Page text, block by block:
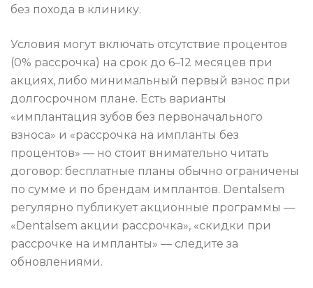
без похода в клинику.
Условия могут включать отсутствие процентов
(0% рассрочка) на срок до 6–12 месяцев при
акциях, либо минимальный первый взнос при
долгосрочном плане. Есть варианты
«имплантация зубов без первоначального
взноса» и «рассрочка на импланты без
процентов» — но стоит внимательно читать
договор: бесплатные планы обычно ограничены
по сумме и по брендам имплантов. Dentalsem
регулярно публикует акционные программы —
«Dentalsem акции рассрочка», «скидки при
рассрочке на импланты» — следите за
обновлениями.